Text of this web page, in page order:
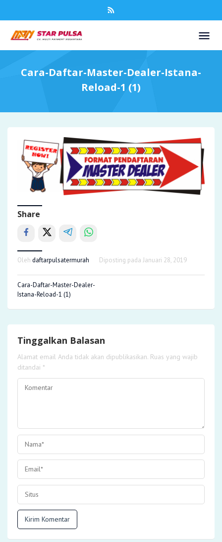
Cara-Daftar-Master-Dealer-Istana-
Reload-1 (1)
Share
Oleh daftarpulsatermurah Diposting pada Januari 28, 2019
Cara-Daftar-Master-Dealer-
Istana-Reload-1 (1)
Tinggalkan Balasan
Alamat email Anda tidak akan dipublikasikan. Ruas yang wajib
ditandai *